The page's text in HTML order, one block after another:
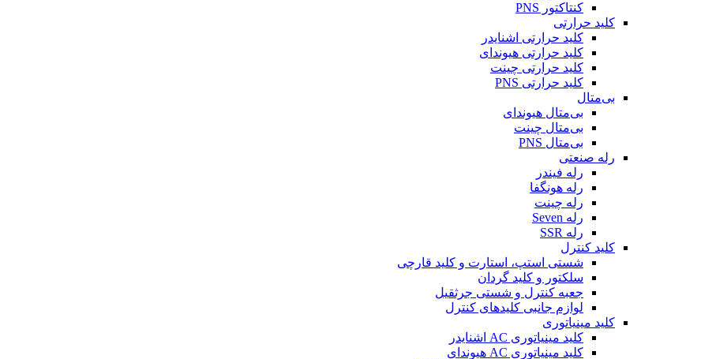
کنتاکتور PNS
کلید حرارتی
کلید حرارتی اشنایدر
کلید حرارتی هیوندای
کلید حرارتی چینت
کلید حرارتی PNS
بی‌متال
بی‌متال هیوندای
بی‌متال چینت
بی‌متال PNS
رله صنعتی
رله فیندر
رله هونگفا
رله چینت
رله Seven
رله SSR
کلید کنترل
شستی استپ، استارت و کلید قارچی
سلکتور و کلید گردان
جعبه کنترل و شستی جرثقیل
لوازم جانبی کلیدهای کنترل
کلید مینیاتوری
کلید مینیاتوری AC اشنایدر
کلید مینیاتوری AC هیوندای